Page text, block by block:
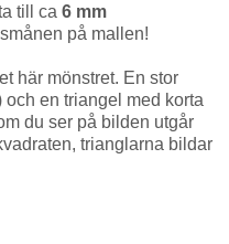
till ca 6 mm
på mallen!
här mönstret. En stor
och en triangel med korta
du ser på bilden utgår
trianglarna bildar